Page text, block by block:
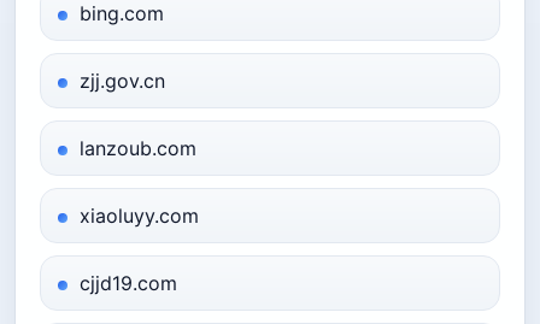
bing.com
zjj.gov.cn
lanzoub.com
xiaoluyy.com
cjjd19.com